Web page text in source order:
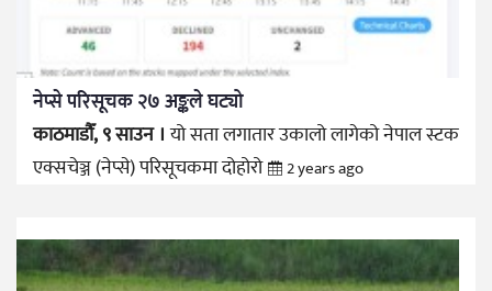
नेप्से परिसूचक २७ अङ्कले घट्यो
काठमाडौँ, ९ साउन ।यो सता लगातार उकालो लागेको नेपाल स्टक
एक्सचेञ्ज (नेप्से) परिसूचकमा दोहोरो
2 years ago